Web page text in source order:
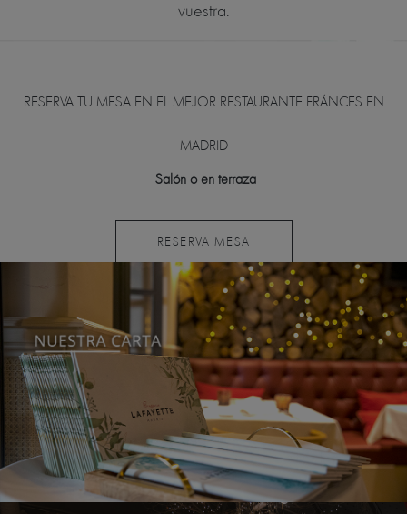
vuestra.
RESERVA TU MESA EN EL MEJOR RESTAURANTE FRÁNCES EN
MADRID
Salón o en terraza
RESERVA MESA